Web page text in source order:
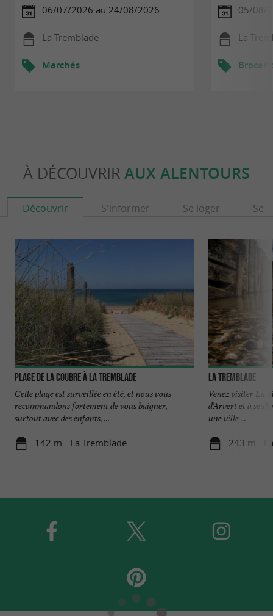
06/07/2026 au 24/08/2026
La Tremblade
Marchés
05/08/
La
À DÉCOUVRIR AUX ALENTOURS
Découvrir S'informer Se loger Se
Plage de la Coubre à La Tremblade
Cette plage est surveillée en été, et nous vous
recommandons fortement de vous baigner,
surtout avec des enfants, ...
142 m - La Tremblade
La Tremblade
Venez visiter La
d’Arvert et à
une ville ...
243 m -